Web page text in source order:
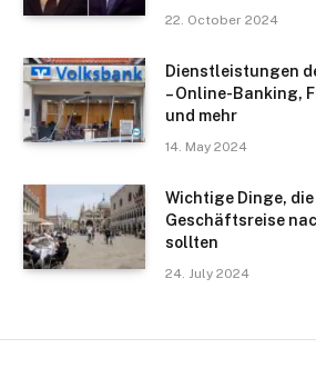
22. October 2024
Dienstleistungen
– Online-Banking,
und mehr
14. May 2024
Wichtige Dinge,
Geschäftsreise
sollten
24. July 2024